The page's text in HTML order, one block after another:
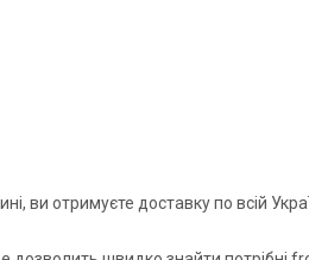
отримуєте доставку по всій